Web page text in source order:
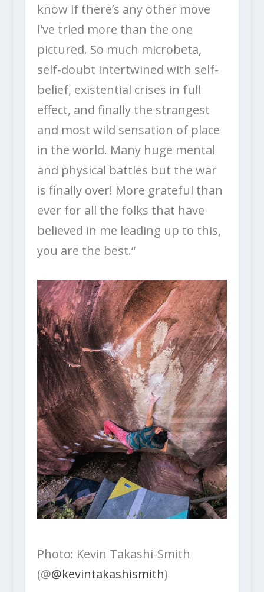
know if there’s any other move
I’ve tried more than the one
pictured. So much microbeta,
self-doubt intertwined with self-
belief, existential crises in full
effect, and finally the strangest
and most wild sensation of place
in the world. Many huge mental
and physical battles but the war
is finally over! More grateful than
ever for all the folks that have
believed in me leading up to this,
you are the best.“
Photo: Kevin Takashi-Smith
(@@kevintakashismith)